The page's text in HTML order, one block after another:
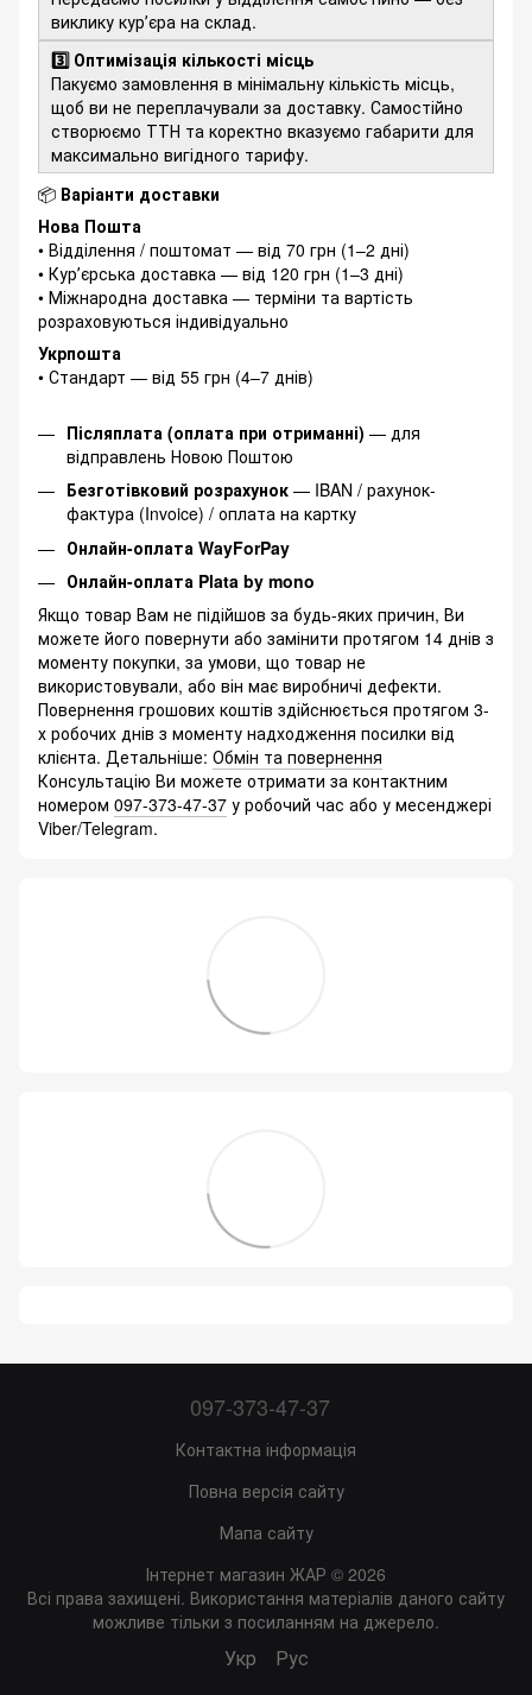
виклику курʼєра на склад.
3️⃣ Оптимізація кількості місць
Пакуємо замовлення в мінімальну кількість місць,
щоб ви не переплачували за доставку. Самостійно
створюємо ТТН та коректно вказуємо габарити для
максимально вигідного тарифу.
📦 Варіанти доставки
Нова Пошта
• Відділення / поштомат — від 70 грн (1–2 дні)
• Курʼєрська доставка — від 120 грн (1–3 дні)
• Міжнародна доставка — терміни та вартість
розраховуються індивідуально
Укрпошта
• Стандарт — від 55 грн (4–7 днів)
Післяплата (оплата при отриманні) — для
відправлень Новою Поштою
Безготівковий розрахунок — IBAN / рахунок-
фактура (Invoice) / оплата на картку
Онлайн-оплата WayForPay
Онлайн-оплата Plata by mono
Якщо товар Вам не підійшов за будь-яких причин, Ви
можете його повернути або замінити протягом 14 днів з
моменту покупки, за умови, що товар не
використовували, або він має виробничі дефекти.
Повернення грошових коштів здійснюється протягом 3-
х робочих днів з моменту надходження посилки від
клієнта. Детальніше: Обмін та повернення
Консультацію Ви можете отримати за контактним
номером 097-373-47-37 у робочий час або у месенджері
Viber/Telegram.
097-373-47-37
Контактна інформація
Повна версія сайту
Мапа сайту
Інтернет магазин ЖАР © 2026
Всі права захищені. Використання матеріалів даного сайту
можливе тільки з посиланням на джерело.
Укр Рус